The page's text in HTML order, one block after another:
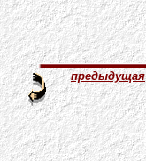
предыдущая